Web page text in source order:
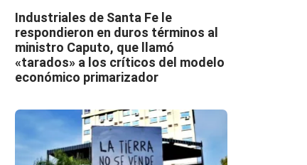
Industriales de Santa Fe le
respondieron en duros términos al
ministro Caputo, que llamó
«tarados» a los críticos del modelo
económico primarizador